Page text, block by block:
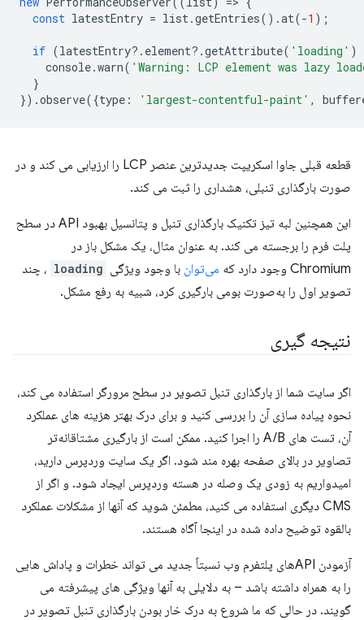
const latestEntry = list.getEntries().at(-1 );
if (latestEntry? . element? .getAttribute( 'loading' )
console.warn( 'Warning: LCP element was lazy
}
}).observe({type : 'largest-contentful-paint' ,
قطعه قبلی جاوا اسکریپت جدیدترین عنصر LCP را ارزیابی می کند و در
صورت بارگذاری تنبلی، هشداری را ثبت می کند.
این همچنین لبه تیز تکنیک بارگذاری تنبل و پتانسیل بهبود API در سطح
پلت فرم را برجسته می کند. به عنوان مثال، یک مشکل باز در
Chromium وجود دارد که
می‌توان با وجود ویژگی loading ، چند
تصویر اول را به‌صورت بومی بارگیری کرد، شبیه به رفع مشکل.
نتیجه گیری
اگر سایت شما از بارگذاری تنبل تصویر در سطح مرورگر استفاده می کند،
نحوه پیاده سازی آن را بررسی کنید و برای درک بهتر هزینه های عملکرد
آن، تست های A/B را اجرا کنید. ممکن است از بارگیری مشتاقانه‌تر
تصاویر در بالای صفحه بهره مند شود. اگر یک سایت وردپرس دارید،
امیدواریم به زودی یک وصله در هسته وردپرس ایجاد شود. و اگر از
CMS دیگری استفاده می کنید، مطمئن شوید که آنها از مشکلات عملکرد
بالقوه توضیح داده شده در اینجا آگاه هستند.
آزمودن APIهای پلتفرم وب نسبتاً جدید می تواند خطرات و پاداش هایی
را به همراه داشته باشد – به دلایلی به آنها ویژگی های پیشرفته می
گویند. در حالی که ما شروع به درک خار بودن بارگذاری تنبل تصویر در